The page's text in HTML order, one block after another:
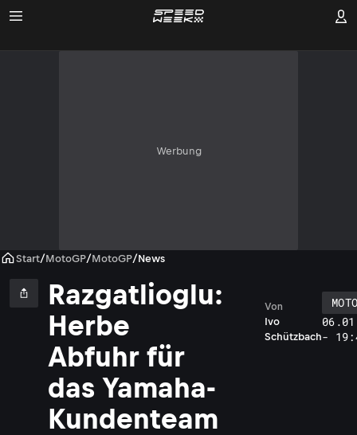
Werbung
Start/MotoGP/MotoGP/News
Razgatlioglu:
Herbe
Abfuhr für
das Yamaha-
Kundenteam
Ivo
Schützbach
Von
-